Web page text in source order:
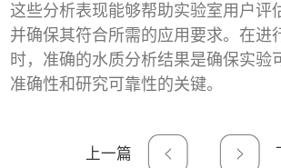
这些分析表现能够帮助实验室用户评
并确保其符合所需的应用要求。在进
时，准确的水质分析结果是确保实验
准确性和研究可靠性的关键。
上一篇